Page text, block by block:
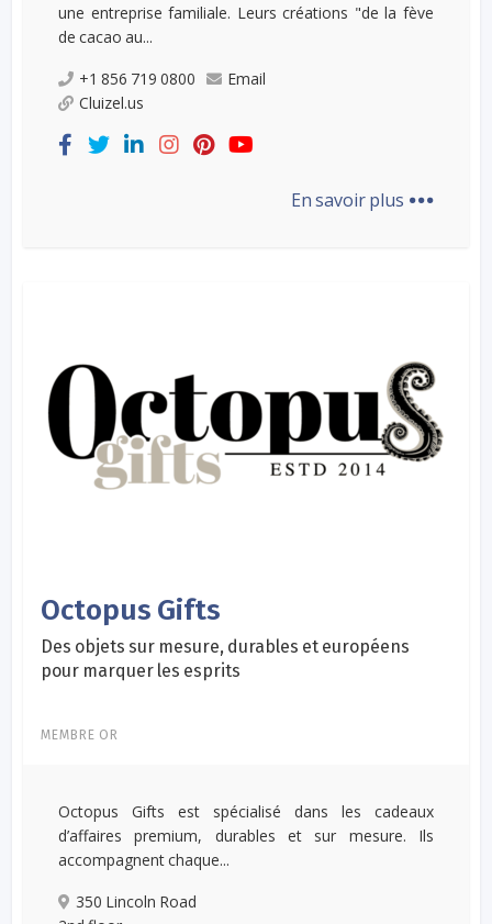
une entreprise familiale. Leurs créations "de la fève
de cacao au...
+1 856 719 0800
Email
Cluizel.us
En savoir plus ...
Octopus Gifts
Des objets sur mesure, durables et européens
pour marquer les esprits
MEMBRE OR
Octopus Gifts est spécialisé dans les cadeaux
d’affaires premium, durables et sur mesure. Ils
accompagnent chaque...
350 Lincoln Road